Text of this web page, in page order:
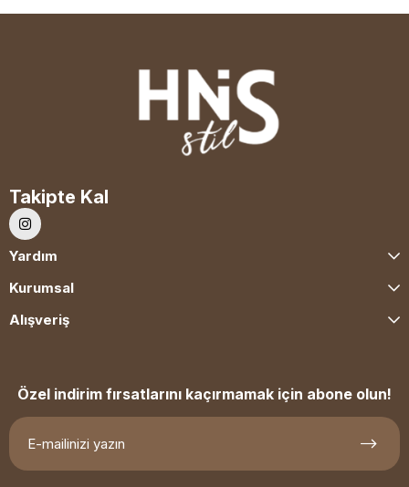
Takipte Kal
Yardım
Kurumsal
Alışveriş
Özel indirim fırsatlarını kaçırmamak için abone olun!